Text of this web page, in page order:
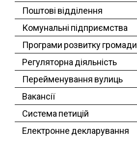
Поштові відділення
Комунальні підприємства
Програми розвитку громади
Регуляторна діяльність
Перейменування вулиць
Вакансії
Система петицій
Електронне декларування